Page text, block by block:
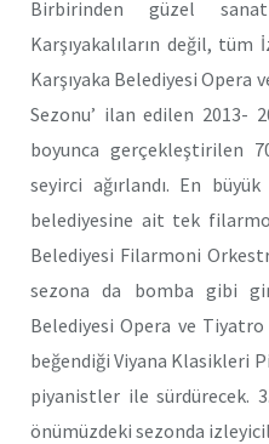
Birbirinden güzel
Karşıyakalıların değil,
Karşıyaka Belediyesi Opera
Sezonu’ ilan edilen 2013-
boyunca gerçekleştirilen
seyirci ağırlandı. En
belediyesine ait tek
Belediyesi Filarmoni
sezona da bomba gibi
Belediyesi Opera ve
beğendiği Viyana Klasikleri
piyanistler ile sürdürecek.
önümüzdeki sezonda